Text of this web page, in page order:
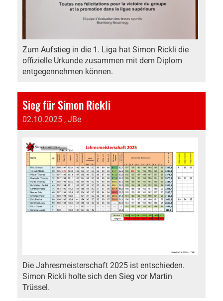
Zum Aufstieg in die 1. Liga hat Simon Rickli die
offizielle Urkunde zusammen mit dem Diplom
entgegennehmen können.
Sieg für Simon Rickli
02.10.2025 , JBe
Die Jahresmeisterschaft 2025 ist entschieden.
Simon Rickli holte sich den Sieg vor Martin
Trüssel.